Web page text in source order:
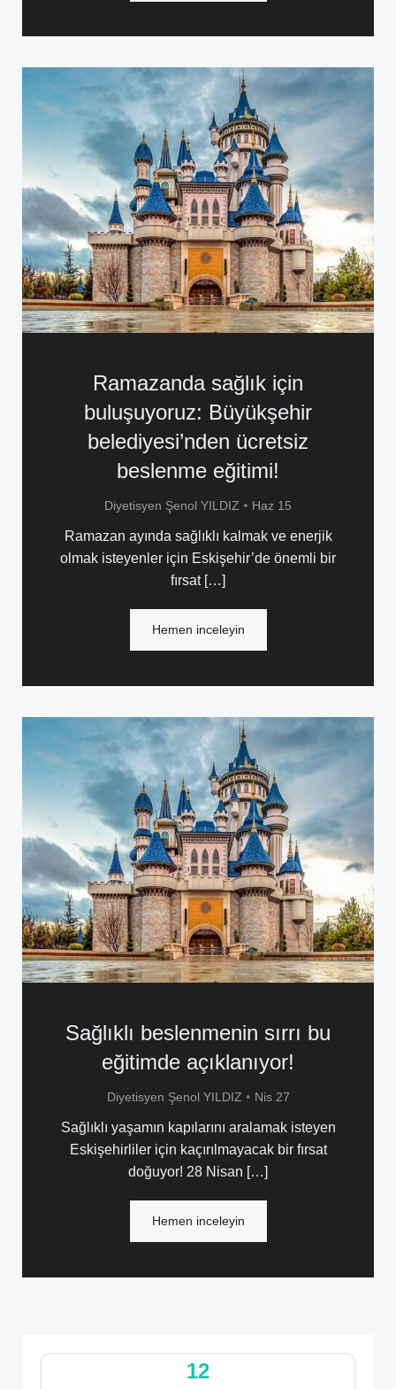
Ramazanda sağlık için
buluşuyoruz: Büyükşehir
belediyesi’nden ücretsiz
beslenme eğitimi!
Diyetisyen Şenol YILDIZ • Haz 15
Ramazan ayında sağlıklı kalmak ve enerjik
olmak isteyenler için Eskişehir’de önemli bir
fırsat […]
Hemen inceleyin
Sağlıklı beslenmenin sırrı bu
eğitimde açıklanıyor!
Diyetisyen Şenol YILDIZ • Nis 27
Sağlıklı yaşamın kapılarını aralamak isteyen
Eskişehirliler için kaçırılmayacak bir fırsat
doğuyor! 28 Nisan […]
Hemen inceleyin
12